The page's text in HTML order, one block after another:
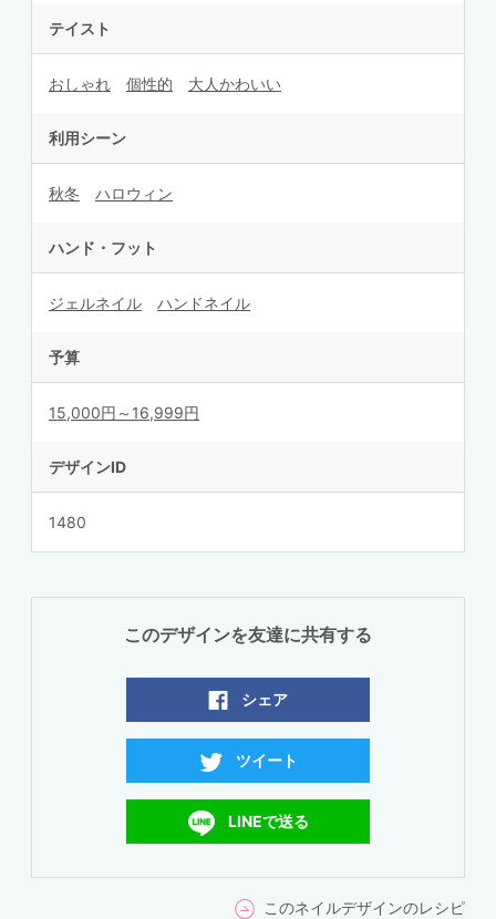
テイスト
おしゃれ 個性的 大人かわいい
利用シーン
秋冬 ハロウィン
ハンド・フット
ジェルネイル ハンドネイル
予算
15,000円～16,999円
デザインID
1480
このデザインを友達に共有する
シェア
ツイート
LINEで送る
このネイルデザインのレシピ